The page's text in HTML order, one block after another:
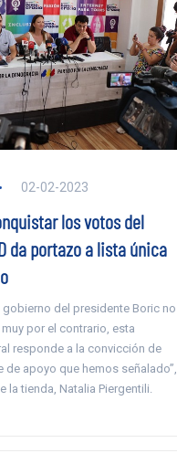
02-02-2023
los votos del
da portazo a lista única
gobierno del presidente Boric no
por el contrario, esta
responde a la convicción de
de apoyo que hemos señalado”,
la tienda, Natalia Piergentili.